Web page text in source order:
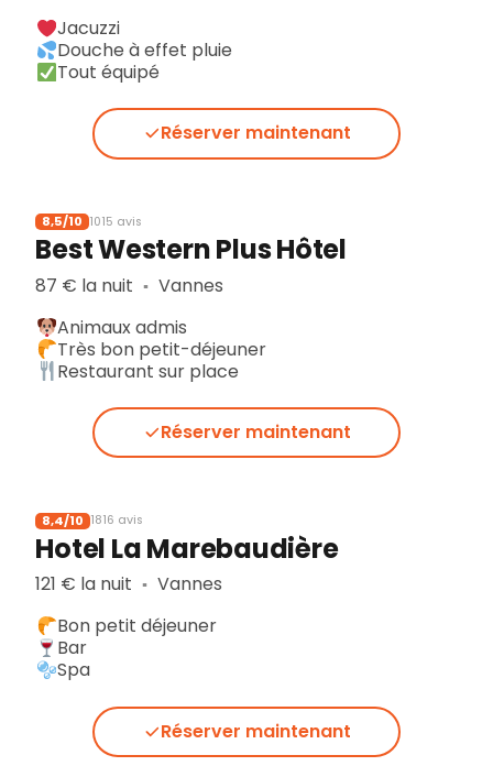
Jacuzzi
Douche à effet pluie
Tout équipé
Réserver maintenant
8,5/10 1015 avis
Best Western Plus Hôtel
87 € la nuit ▪︎ Vannes
Animaux admis
Très bon petit-déjeuner
Restaurant sur place
Réserver maintenant
8,4/10 1816 avis
Hotel La Marebaudière
121 € la nuit ▪︎ Vannes
Bon petit déjeuner
Bar
Spa
Réserver maintenant